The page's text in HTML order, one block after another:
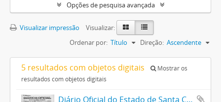
Opções de pesquisa avançada
Visualizar impressão
Visualizar:
Ordenar por: Título Direção: Ascendente
5 resultados com objetos digitais
Mostrar os
resultados com objetos digitais
Diário Oficial do Estado de Santa Catarina. Ano 24- n° 5990 de 06/12/1957